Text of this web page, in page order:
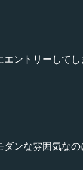
ントリーして
ダンな雰囲気な